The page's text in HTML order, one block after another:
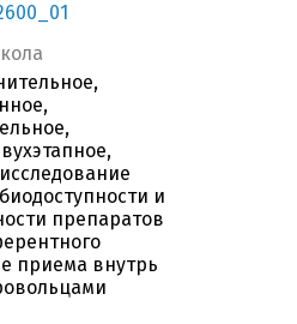
и
препаратов
приема внутрь